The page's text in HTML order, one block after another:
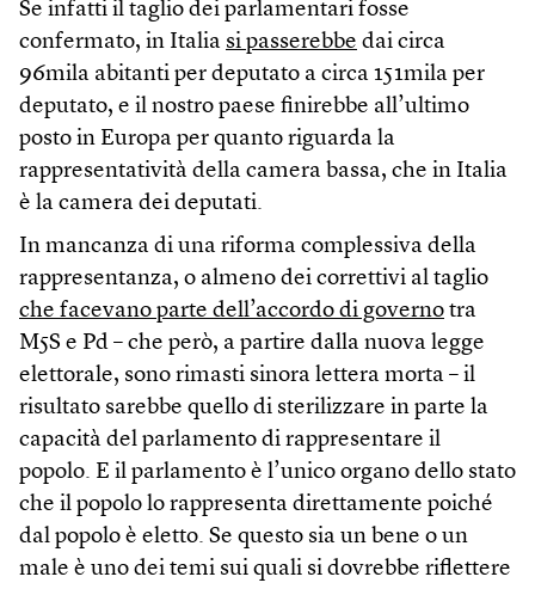
Se infatti il taglio dei parlamentari fosse
confermato, in Italia si passerebbe dai circa
96mila abitanti per deputato a circa 151mila per
deputato, e il nostro paese finirebbe all’ultimo
posto in Europa per quanto riguarda la
rappresentatività della camera bassa, che in Italia
è la camera dei deputati.
In mancanza di una riforma complessiva della
rappresentanza, o almeno dei correttivi al taglio
che facevano parte dell’accordo di governo tra
M5S e Pd – che però, a partire dalla nuova legge
elettorale, sono rimasti sinora lettera morta – il
risultato sarebbe quello di sterilizzare in parte la
capacità del parlamento di rappresentare il
popolo. E il parlamento è l’unico organo dello stato
che il popolo lo rappresenta direttamente poiché
dal popolo è eletto. Se questo sia un bene o un
male è uno dei temi sui quali si dovrebbe riflettere